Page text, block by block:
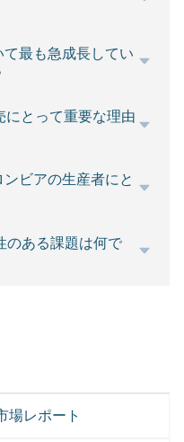
最も急成長してい
にとって重要な理由
ビアの生産者にと
のある課題は何で
場レポート